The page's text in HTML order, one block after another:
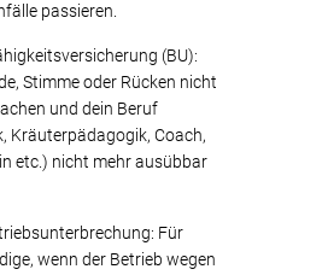
passieren.
(BU):
Stimme oder Rücken nicht
und dein Beruf
Kräuterpädagogik, Coach,
etc.) nicht mehr ausübbar
Für
wenn der Betrieb wegen